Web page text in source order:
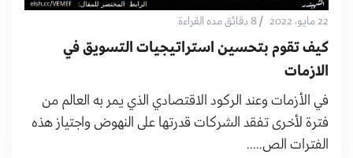
22 مايو، 2022 /8 دقائق مده القراءة
كيف تقوم بتحسين استراتيجيات التسويق في
الازمات
في الأزمات وعند الركود الاقتصادي الذي يمر به العالم من
فترة لأخرى تفقد الشركات قدرتها على النهوض واجتياز هذه
الفترات الص.....